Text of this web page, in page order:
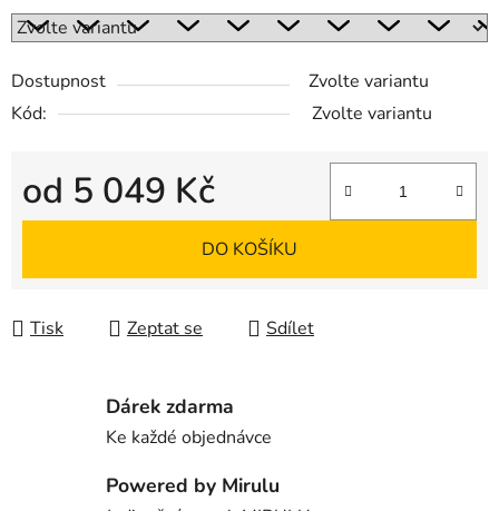
Dostupnost
Zvolte variantu
Kód:
Zvolte variantu
od 5 049 Kč
Měrná cena:
DO KOŠÍKU
Tisk Zeptat se Sdílet
Dárek zdarma
Ke každé objednávce
Powered by Mirulu